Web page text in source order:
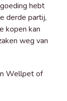
hebt
derde partij,
kopen kan
weg van
Wellpet of